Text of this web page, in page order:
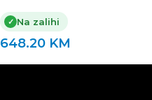
✓ Na zalihi
648.20 KM